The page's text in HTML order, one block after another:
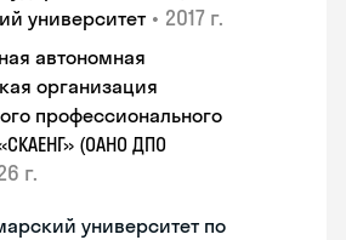
университет • 2017 г.
автономная
организация
профессионального
(ОАНО ДПО
г.
университет по